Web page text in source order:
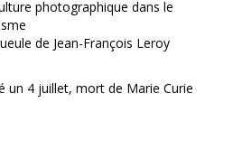
photographique dans le
de Jean-François Leroy
un 4 juillet, mort de Marie Curie